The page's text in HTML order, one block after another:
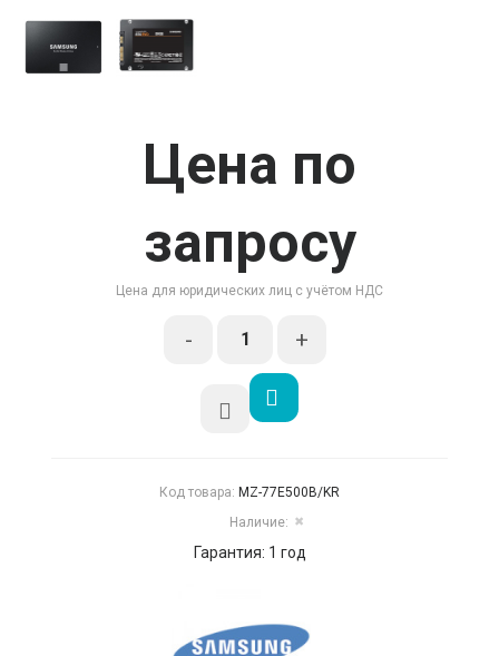
Цена по
запросу
Цена для юридических лиц с учётом НДС
- +
Код товара: MZ-77E500B/KR
Наличие: ✖
Гарантия: 1 год